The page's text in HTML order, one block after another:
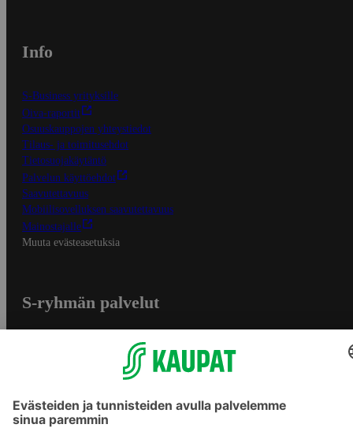
Info
S-Business yrityksille
Oiva-raportit
Osuuskauppojen yhteystiedot
Tilaus- ja toimitusehdot
Tietosuojakäytäntö
Palvelun käyttöehdot
Saavutettavuus
Mobiilisovelluksen saavutettavuus
Mainostajalle
Muuta evästeasetuksia
S-ryhmän palvelut
Yhteishyvä Ruoka -sovellus
S-ostoslista -sovellus
Prisma.fi